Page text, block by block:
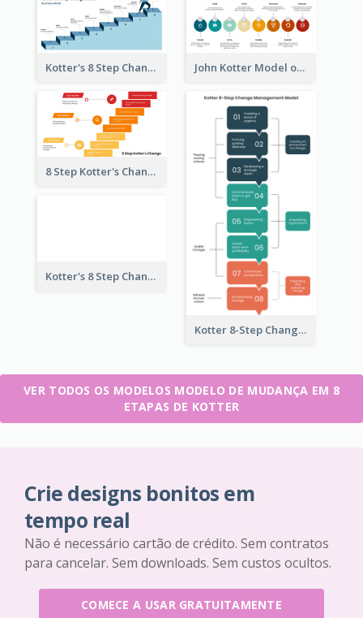
Kotter's 8 Step Change Business Model John Kotter Model of Change
8 Step Kotter's Change Model
Kotter 8-Step Change Management Model
Kotter's 8 Step Change Model
VER TODOS OS MODELOS MODELO DE MUDANÇA EM 8
ETAPAS DE KOTTER
Crie designs bonitos em
tempo real
Não é necessário cartão de crédito. Sem contratos
para cancelar. Sem downloads. Sem custos ocultos.
COMECE A USAR GRATUITAMENTE